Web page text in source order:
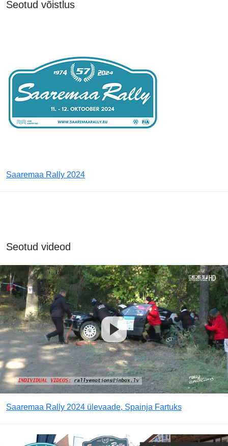
Seotud võistlus
Saaremaa Rally 2024
Seotud videod
Saaremaa Rally 2024 ülevaade, Spainja Fartuks